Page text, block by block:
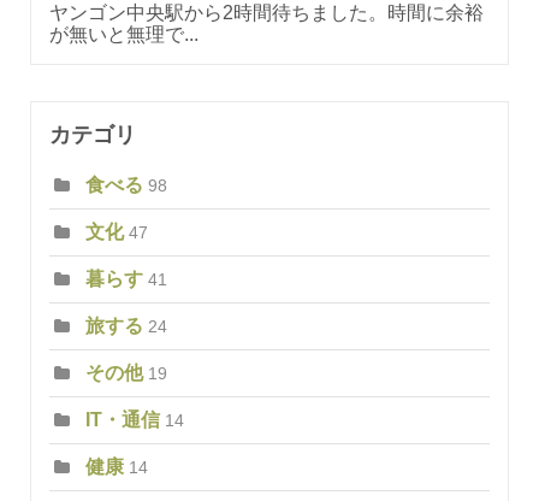
ヤンゴン中央駅から2時間待ちました。時間に余裕
が無いと無理で...
カテゴリ
食べる 98
文化 47
暮らす 41
旅する 24
その他 19
IT・通信 14
健康 14